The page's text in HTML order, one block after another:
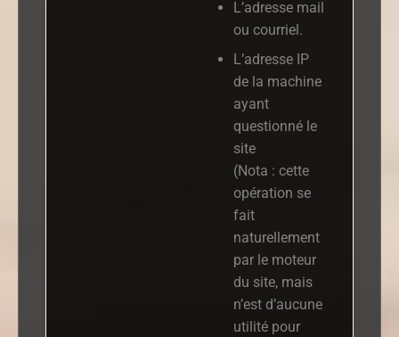
L’adresse mail
ou courriel.
L’adresse IP
de la machine
ayant
questionné le
site
(Nota : cette
opération se
fait
naturellement
par le moteur
du site, mais
n’est d’aucune
utilité pour